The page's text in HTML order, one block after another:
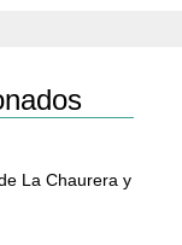
La Chaurera y